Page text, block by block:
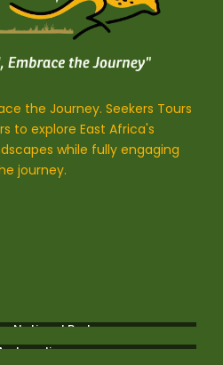
the Journey. Seekers Tours
to explore East Africa's
while fully engaging
journey.
National Park